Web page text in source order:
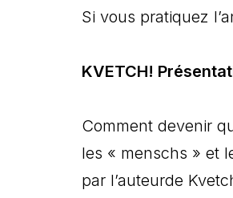
Si vous pratiquez
KVETCH!
Comment devenir
les « menschs » et
par l’auteurde